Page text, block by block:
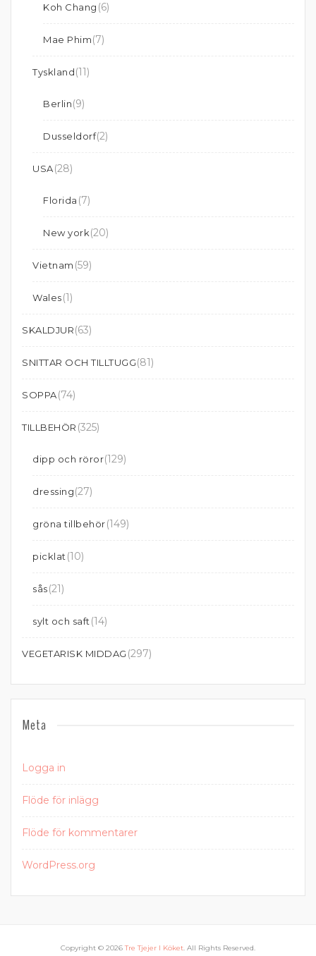
Koh Chang (6)
Mae Phim(7)
Tyskland(11)
Berlin(9)
Dusseldorf(2)
USA(28)
Florida (7)
New york(20)
Vietnam (59)
Wales(1)
SKALDJUR(63)
SNITTAR OCH TILLTUGG(81)
SOPPA(74)
TILLBEHÖR (325)
dipp och röror(129)
dressing(27)
gröna tillbehör(149)
picklat (10)
sås(21)
sylt och saft (14)
VEGETARISK MIDDAG (297)
Meta
Logga in
Flöde för inlägg
Flöde för kommentarer
WordPress.org
Copyright © 2026Tre Tjejer I Köket. All Rights Reserved.